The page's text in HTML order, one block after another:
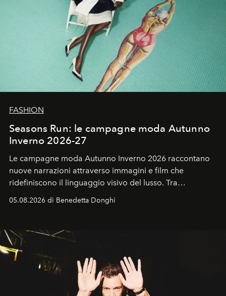
FASHION
Seasons Run: le campagne moda Autunno
Inverno 2026-27
Le campagne moda Autunno Inverno 2026 raccontano
nuove narrazioni attraverso immagini e film che
ridefiniscono il linguaggio visivo del lusso. Tra
protagonisti del cinema, volti della cultura
contemporanea e storytelling d'autore, le maison
di esprimere identità, visione e desiderio.
05.08.2026 di Benedetta Donghi